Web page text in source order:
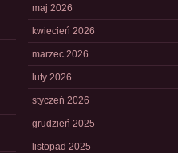
maj 2026
kwiecień 2026
marzec 2026
luty 2026
styczeń 2026
grudzień 2025
listopad 2025